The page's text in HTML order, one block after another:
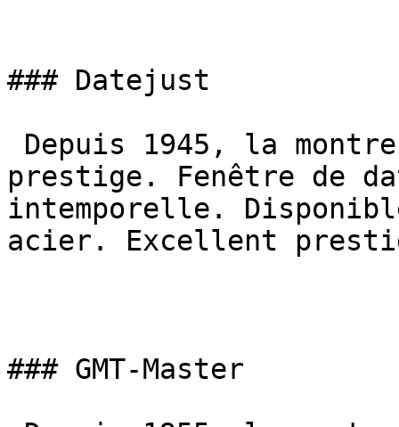
### Datejust
prestige. Fenêtre de
intemporelle.
acier. Excellent
### GMT-Master